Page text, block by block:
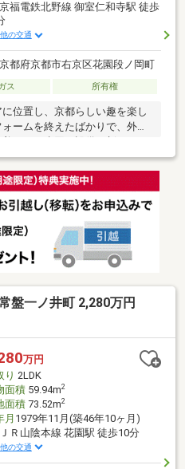
京福電鉄北野線 御室仁和寺駅 徒歩
の交通
京都府京都市右京区花園段ノ岡町
ス 所有権
位置し、京都らしい趣を楽し
ームを終えたばかりで、外壁
魅力はなんといっても圧倒的
ーでの暮らしはもちろん、在
、ライフスタイルに合わせて
駅徒歩8分をはじめ2駅利用可
地よさをご体感ください！
盤一ノ井町 2,280万円
万円
り 2LDK
面積59.94m2
面積73.52m2
月 1979年11月(築46年10ヶ月)
ＪＲ山陰本線 花園駅 徒歩10分
の交通